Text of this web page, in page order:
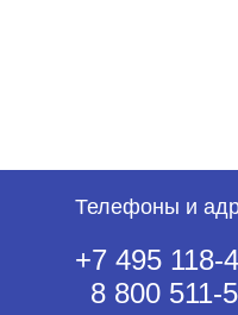
Телефоны и
+7 495 118-
8 800 511-